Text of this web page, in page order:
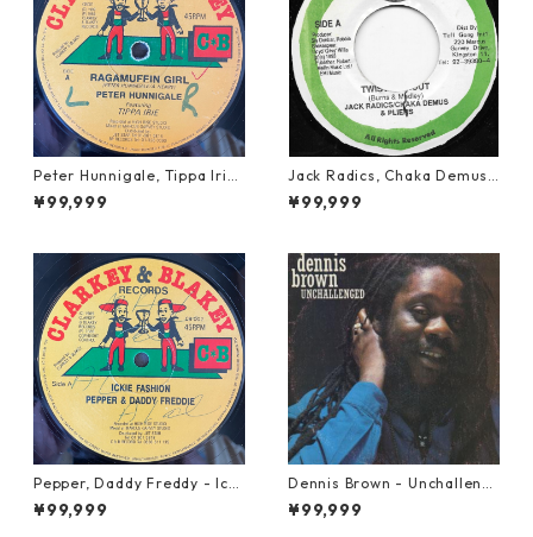
Peter Hunnigale, Tippa Irie
- Raggamuffin Girl【12-50
045】
¥99,999
Jack Radics, Chaka Demus
& Pliers - Twist And Shout
【7-21830】
¥99,999
Pepper, Daddy Freddy - Icki
e Fashion【12-50044】
¥99,999
Dennis Brown - Unchalleng
ed【LP-70046】
¥99,999